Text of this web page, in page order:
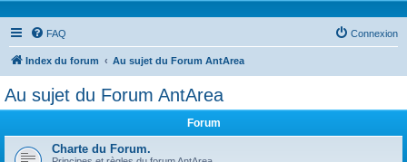
FAQ Connexion
Index du forum Au sujet du Forum AntArea
Au sujet du Forum AntArea
Forum
Charte du Forum.